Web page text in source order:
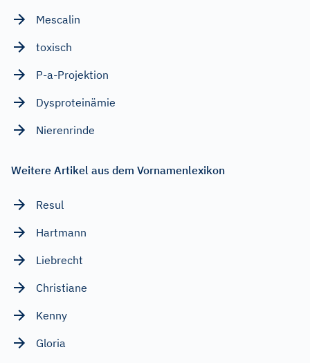
Mescalin
toxisch
P-a-Projektion
Dysproteinämie
Nierenrinde
Weitere Artikel aus dem Vornamenlexikon
Resul
Hartmann
Liebrecht
Christiane
Kenny
Gloria